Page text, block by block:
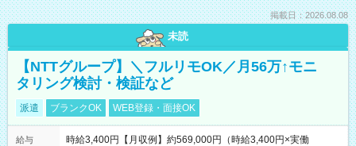
掲載日：2026.08.08
未読
【NTTグループ】＼フルリモOK／月56万↑モニ
タリング検討・検証など
派遣 ブランクOK WEB登録・面接OK
給与
時給3,400円【月収例】約569,000円（時給3,400円×実働